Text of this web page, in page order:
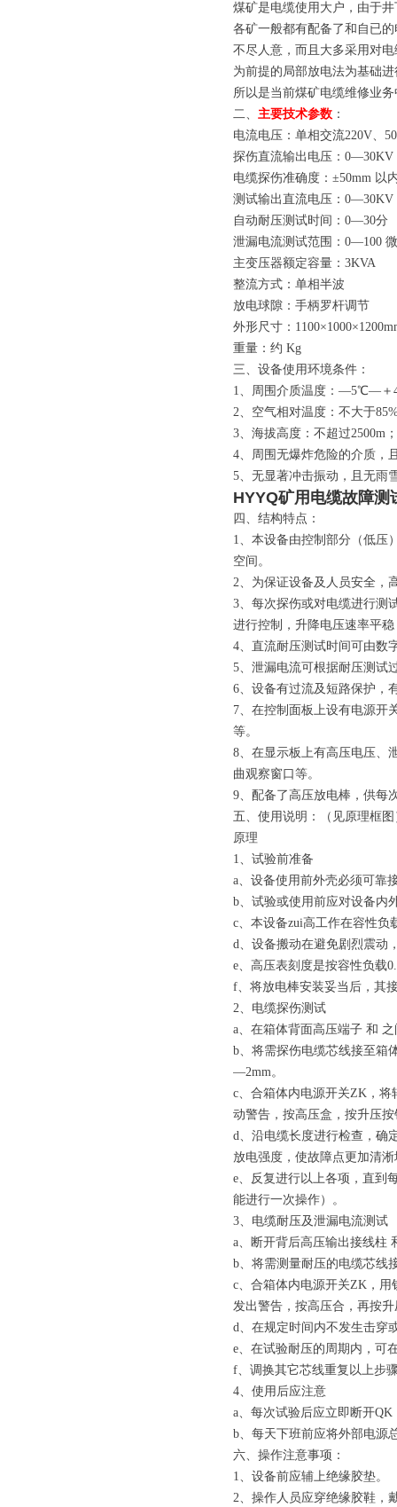
煤矿是电缆使用大户，由于
各矿一般都有配备了和自已
不尽人意，而且大多采用对
为前提的局部放电法为基础
所以是当前煤矿电缆维修业
二、 主要技术参数 ：
电流电压：单相交流220V、
探伤直流输出电压：0—30KV
电缆探伤准确度：±50mm 以
测试输出直流电压：0—30KV
自动耐压测试时间：0—30分
泄漏电流测试范围：0—100
主变压器额定容量：3KVA
整流方式：单相半波
放电球隙：手柄罗杆调节
外形尺寸：
重量：约 Kg
三、设备使用环境条件：
1、周围介质温度：—5℃—＋
2、空气相对温度：不大于
3、海拔高度：不超过2500m；
4、周围无爆炸危险的介质，
5、无显著冲击振动，且无雨
HYYQ矿用电缆故障测
四、结构特点：
1、本设备由控制部分（低压
空间。
2、为保证设备及人员安全，
3、每次探伤或对电缆进行测
进行控制，升降电压速率平
4、直流耐压测试时间可由数
5、泄漏电流可根据耐压测试
6、设备有过流及短路保护，
7、在控制面板上设有电源开
等。
8、在显示板上有高压电压、
曲观察窗口等。
9、配备了高压放电棒，供每
五、使用说明：（见原理框图
原理
1、试验前准备
a、设备使用前外壳必须可靠
b、试验或使用前应对设备内
c、本设备zui高工作在容性负
d、设备搬动在避免剧烈震动
e、高压表刻度是按容性负载
f、将放电棒安装妥当后，其
2、电缆探伤测试
a、在箱体背面高压端子 和
b、将需探伤电缆芯线接至箱
—2mm。
c、合箱体内电源开关ZK，
动警告，按高压盒，按升压
d、沿电缆长度进行检查，确
放电强度，使故障点更加清
e、反复进行以上各项，直到
能进行一次操作）。
3、电缆耐压及泄漏电流测试
a、断开背后高压输出接线柱
b、将需测量耐压的电缆芯线
c、合箱体内电源开关ZK，
发出警告，按高压合，再按
d、在规定时间内不发生击穿
e、在试验耐压的周期内，可
f、调换其它芯线重复以上步
4、使用后应注意
a、每次试验后应立即断开
b、每天下班前应将外部电源
六、操作注意事项：
1、设备前应辅上绝缘胶垫。
2、操作人员应穿绝缘胶鞋，